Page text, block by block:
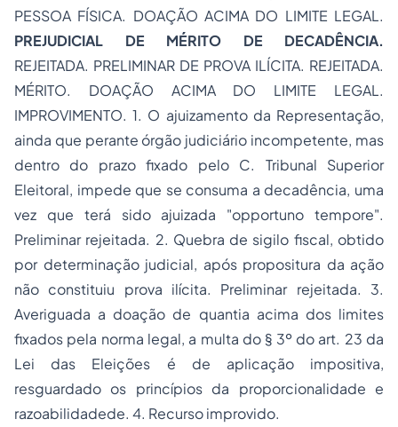
PESSOA FÍSICA. DOAÇÃO ACIMA DO LIMITE LEGAL.
PREJUDICIAL DE MÉRITO DE DECADÊNCIA.
REJEITADA. PRELIMINAR DE PROVA ILÍCITA. REJEITADA.
MÉRITO. DOAÇÃO ACIMA DO LIMITE LEGAL.
IMPROVIMENTO. 1. O ajuizamento da Representação,
ainda que perante órgão judiciário incompetente, mas
dentro do prazo fixado pelo C. Tribunal Superior
Eleitoral, impede que se consuma a decadência, uma
vez que terá sido ajuizada "opportuno tempore".
Preliminar rejeitada. 2. Quebra de sigilo fiscal, obtido
por determinação judicial, após propositura da ação
não constituiu prova ilícita. Preliminar rejeitada. 3.
Averiguada a doação de quantia acima dos limites
fixados pela norma legal, a multa do § 3º do art. 23 da
Lei das Eleições é de aplicação impositiva,
resguardado os princípios da proporcionalidade e
razoabilidadede. 4. Recurso improvido.